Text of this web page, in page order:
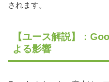
されます。
【ユース解説】：
よる影響